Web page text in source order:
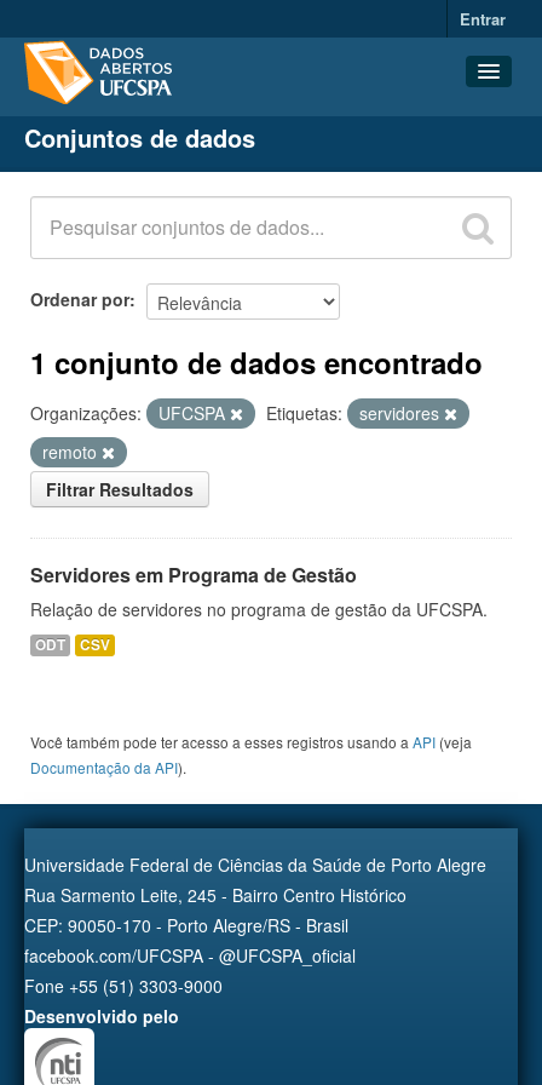
Entrar
Conjuntos de dados
Organizações
Grupos
Sobre
Conjuntos de dados
Ordenar por
1 conjunto de dados encontrado
Organizações: UFCSPA Etiquetas:
servidores
remoto
Filtrar Resultados
Servidores em Programa de Gestão
Relação de servidores no programa de gestão da UFCSPA.
ODT CSV
Você também pode ter acesso a esses registros usando a API (veja
Documentação da API).
Universidade Federal de Ciências da Saúde de Porto Alegre
Rua Sarmento Leite, 245 - Bairro Centro Histórico
CEP: 90050-170 - Porto Alegre/RS - Brasil
facebook.com/UFCSPA - @UFCSPA_oficial
Fone +55 (51) 3303-9000
Desenvolvido pelo